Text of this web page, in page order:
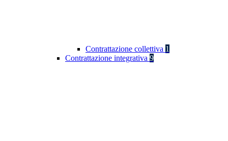
Contrattazione collettiva 1
Contrattazione integrativa 9